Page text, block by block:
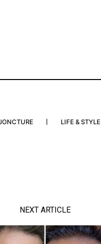
LIFE & STYLE
NEXT ARTICLE